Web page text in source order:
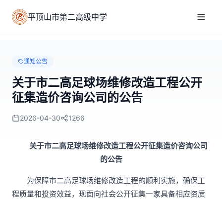
平顶山市第二高级中学
通知公告
关于市二高足球场维修改造工程公开
征集造价咨询公司的公告
2026-04-30 1266
关于市二高足球场维修改造工程公开征集造价咨询公司
的公告
为保障市二高足球场维修改造工程的顺利实施，确保工
程质量和投资效益，现面向社会公开征集一家具备相应资质